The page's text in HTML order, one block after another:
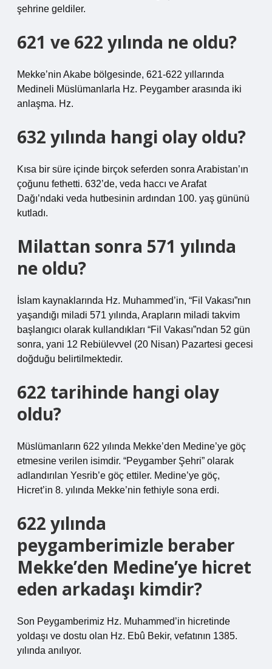
şehrine geldiler.
621 ve 622 yılında ne oldu?
Mekke’nin Akabe bölgesinde, 621-622 yıllarında
Medineli Müslümanlarla Hz. Peygamber arasında iki
anlaşma. Hz.
632 yılında hangi olay oldu?
Kısa bir süre içinde birçok seferden sonra Arabistan’ın
çoğunu fethetti. 632’de, veda haccı ve Arafat
Dağı’ndaki veda hutbesinin ardından 100. yaş gününü
kutladı.
Milattan sonra 571 yılında
ne oldu?
İslam kaynaklarında Hz. Muhammed’in, “Fil Vakası”nın
yaşandığı miladi 571 yılında, Arapların miladi takvim
başlangıcı olarak kullandıkları “Fil Vakası”ndan 52 gün
sonra, yani 12 Rebiülevvel (20 Nisan) Pazartesi gecesi
doğduğu belirtilmektedir.
622 tarihinde hangi olay
oldu?
Müslümanların 622 yılında Mekke’den Medine’ye göç
etmesine verilen isimdir. “Peygamber Şehri” olarak
adlandırılan Yesrib’e göç ettiler. Medine’ye göç,
Hicret’in 8. yılında Mekke’nin fethiyle sona erdi.
622 yılında
peygamberimizle beraber
Mekke’den Medine’ye hicret
eden arkadaşı kimdir?
Son Peygamberimiz Hz. Muhammed’in hicretinde
yoldaşı ve dostu olan Hz. Ebû Bekir, vefatının 1385.
yılında anılıyor.